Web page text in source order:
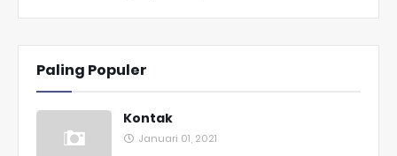
Paling Populer
Kontak
Januari 01, 2021